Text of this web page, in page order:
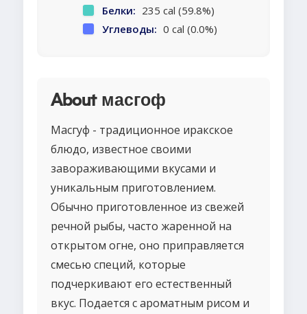
Белки: 235 cal (59.8%)
Углеводы: 0 cal (0.0%)
About масгоф
Масгуф - традиционное иракское
блюдо, известное своими
завораживающими вкусами и
уникальным приготовлением.
Обычно приготовленное из свежей
речной рыбы, часто жаренной на
открытом огне, оно приправляется
смесью специй, которые
подчеркивают его естественный
вкус. Подается с ароматным рисом и